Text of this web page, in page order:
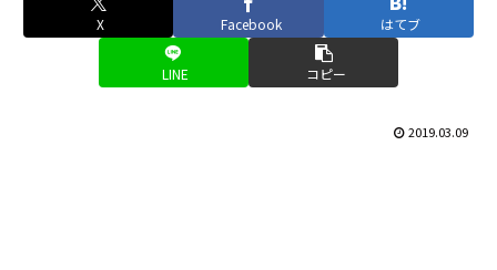
X Facebook はてブ
LINE コピー
2019.03.09